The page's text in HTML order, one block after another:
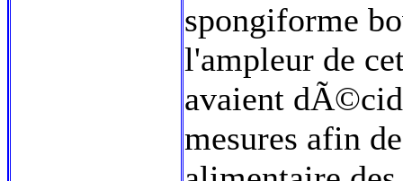
spongiforme
l'ampleur de
avaient
mesures afin